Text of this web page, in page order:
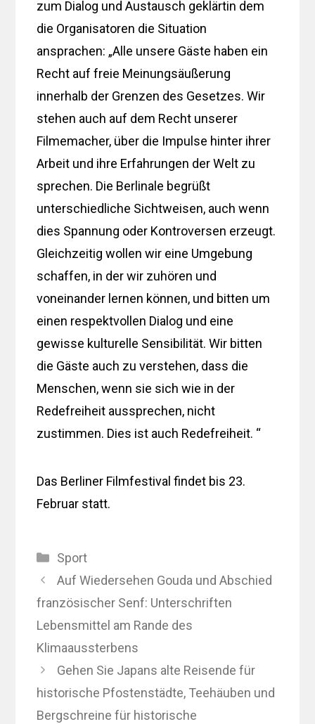
zum Dialog und Austausch geklärtin dem
die Organisatoren die Situation
ansprachen: „Alle unsere Gäste haben ein
Recht auf freie Meinungsäußerung
innerhalb der Grenzen des Gesetzes. Wir
stehen auch auf dem Recht unserer
Filmemacher, über die Impulse hinter ihrer
Arbeit und ihre Erfahrungen der Welt zu
sprechen. Die Berlinale begrüßt
unterschiedliche Sichtweisen, auch wenn
dies Spannung oder Kontroversen erzeugt.
Gleichzeitig wollen wir eine Umgebung
schaffen, in der wir zuhören und
voneinander lernen können, und bitten um
einen respektvollen Dialog und eine
gewisse kulturelle Sensibilität. Wir bitten
die Gäste auch zu verstehen, dass die
Menschen, wenn sie sich wie in der
Redefreiheit aussprechen, nicht
zustimmen. Dies ist auch Redefreiheit. “
Das Berliner Filmfestival findet bis 23.
Februar statt.
Kategorien
Sport
Auf Wiedersehen Gouda und Abschied
französischer Senf: Unterschriften
Lebensmittel am Rande des
Klimaaussterbens
Gehen Sie Japans alte Reisende für
historische Pfostenstädte, Teehäuben und
Bergschreine für historische